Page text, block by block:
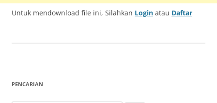
Untuk mendownload file ini, Silahkan Login atau Daftar
PENCARIAN